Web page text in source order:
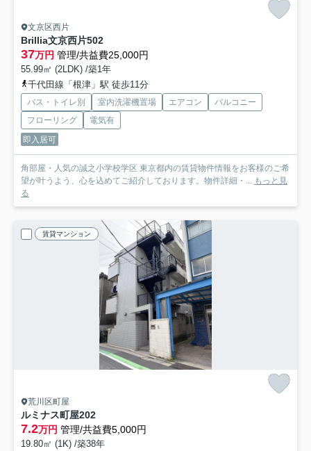
文京区西片
Brillia文京西片502
37万円 管理/共益費25,000円
55.99㎡ (2LDK) /築1年
千代田線「根津」駅 徒歩11分
バス・トイレ別 室内洗濯機置場 エアコン
バルコニー
フローリング
電気有
即入居可
角部屋・人気の誠之小学校学区 東京都内の賃貸物件情報をお客様のご希
望が叶うよう、心を込めてご紹介しております。物件詳細・... もっと見
る
賃貸マンション
荒川区町屋
ルミナス町屋202
7.2万円 管理/共益費5,000円
19.80㎡ (1K) /築38年